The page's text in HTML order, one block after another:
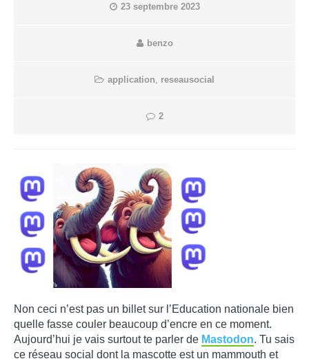
23 septembre 2023
benzo
application reseausocial
2
Non ceci n’est pas un billet sur l’Education nationale bien
quelle fasse couler beaucoup d’encre en ce moment.
Aujourd’hui je vais surtout te parler de Mastodon. Tu sais
ce réseau social dont la mascotte est un mammouth et